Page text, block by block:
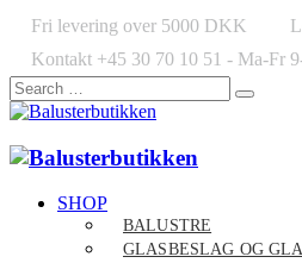
Fri levering over 5000 DKK
Kontakt +45 30 70 10 51 - Ma-Fr
SHOP
BALUSTRE
GLASBESLAG OG